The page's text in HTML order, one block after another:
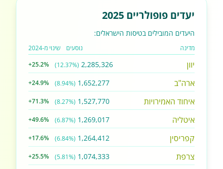
יעדים פופולריים 2025
היעדים המובילים בטיסות הישראלים:
מדינה נוסעים שינוי מ-2024
יוון 2,285,326
(12.37%)
+25.2%
ארה"ב 1,652,277
(8.94%)
+24.9%
איחוד האמירויות 1,527,770
(8.27%)
+71.3%
איטליה 1,269,017
(6.87%)
+49.6%
קפריסין 1,264,412
(6.84%)
+17.6%
צרפת 1,074,333
(5.81%)
+25.5%